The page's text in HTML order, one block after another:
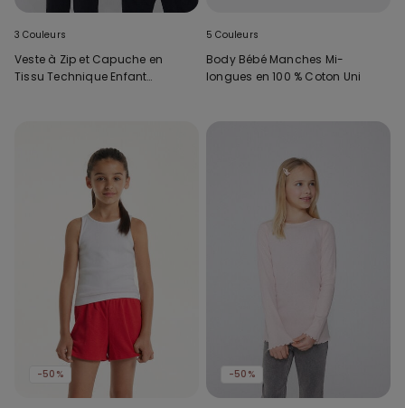
3 Couleurs
Veste à Zip et Capuche en
Tissu Technique Enfant
5 Couleurs
Body Bébé Manches Mi-
longues en 100 % Coton Uni
-50% -50%